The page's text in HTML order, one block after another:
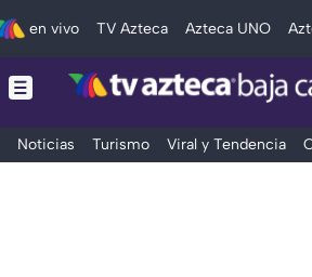
en vivo TV Azteca Azteca UNO
Noticias Turismo Viral y Tendencia